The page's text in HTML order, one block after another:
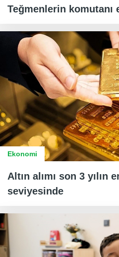
Teğmenlerin komutanı
Ekonomi
Altın alımı son 3 yılın
seviyesinde